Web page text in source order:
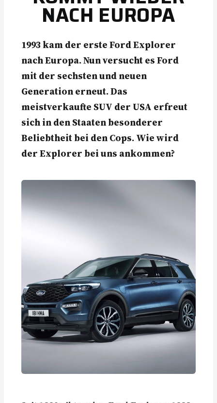
NACH EUROPA
1993 kam der erste Ford Explorer
nach Europa. Nun versucht es Ford
mit der sechsten und neuen
Generation erneut. Das
meistverkaufte SUV der USA erfreut
sich in den Staaten besonderer
Beliebtheit bei den Cops. Wie wird
der Explorer bei uns ankommen?